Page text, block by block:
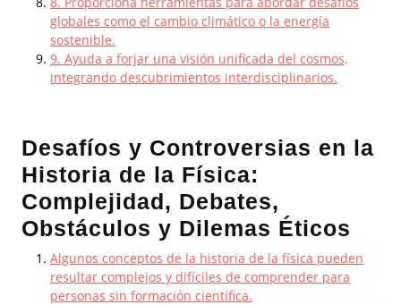
globales como el cambio climático o la energía
sostenible.
9. Ayuda a forjar una visión unificada del cosmos,
integrando descubrimientos interdisciplinarios.
Desafíos y Controversias en la
Historia de la Física:
Complejidad, Debates,
Obstáculos y Dilemas Éticos
Algunos conceptos de la historia de la física pueden
resultar complejos y difíciles de comprender para
personas sin formación científica.